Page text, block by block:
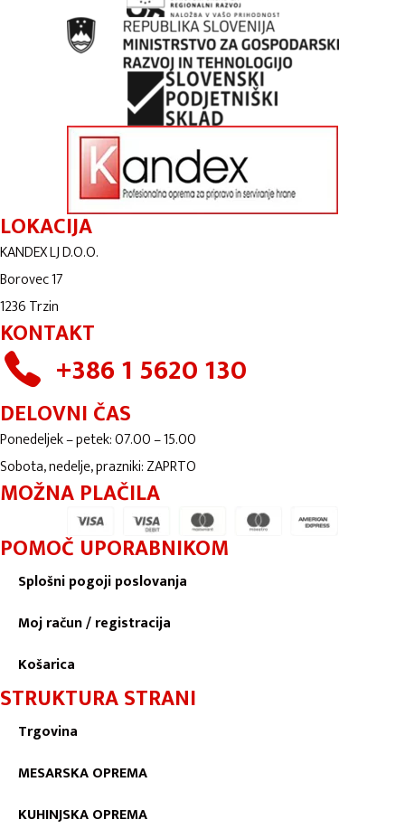
LOKACIJA
KANDEX LJ D.O.O.
Borovec 17
1236 Trzin
KONTAKT
+386 1 5620 130
DELOVNI ČAS
Ponedeljek – petek: 07.00 – 15.00
Sobota, nedelje, prazniki: ZAPRTO
MOŽNA PLAČILA
POMOČ UPORABNIKOM
Splošni pogoji poslovanja
Moj račun / registracija
Košarica
STRUKTURA STRANI
Trgovina
MESARSKA OPREMA
KUHINJSKA OPREMA